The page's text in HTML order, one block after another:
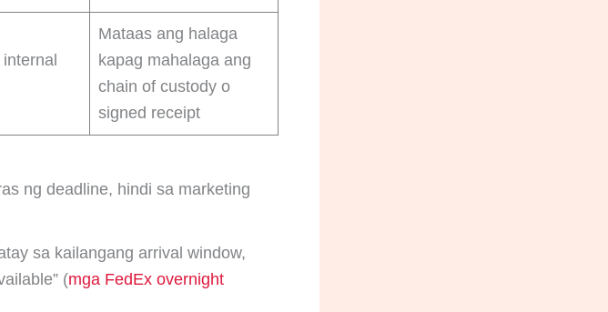
Mataas ang halaga
kapag mahalaga ang
chain of custody o
signed receipt
ng deadline, hindi sa marketing
sa kailangang arrival window,
(mga FedEx overnight